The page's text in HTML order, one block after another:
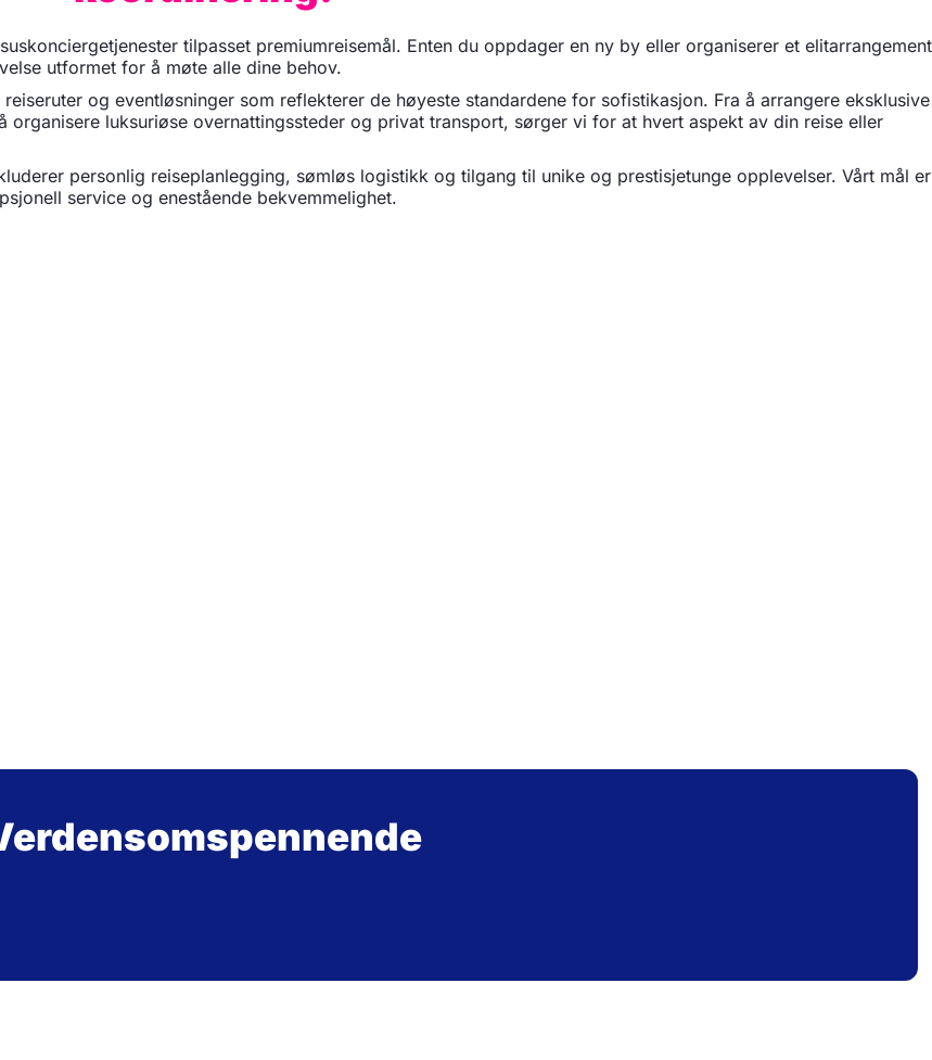
tilpasset premiumreisemål. Enten du oppdager en ny by eller organiserer et elitarrangement
utformet for å møte alle dine behov.
og eventløsninger som reflekterer de høyeste standardene for sofistikasjon. Fra å arrangere eksklusive
luksuriøse overnattingssteder og privat transport, sørger vi for at hvert aspekt av din reise eller
personlig reiseplanlegging, sømløs logistikk og tilgang til unike og prestisjetunge opplevelser. Vårt mål er
service og enestående bekvemmelighet.